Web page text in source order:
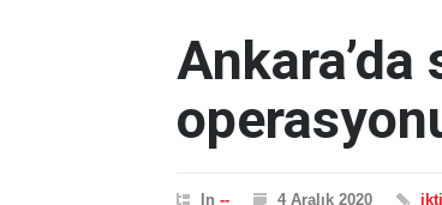
In -- 4 Aralık 2020